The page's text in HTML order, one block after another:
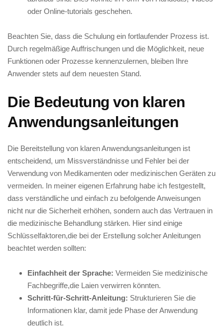
oder Online-tutorials​ geschehen.
Beachten Sie, ⁤dass die Schulung ein fortlaufender‌ Prozess ist.
⁤Durch⁣ regelmäßige Auffrischungen⁢ und die Möglichkeit, neue
Funktionen oder ⁤Prozesse kennenzulernen, bleiben⁢ Ihre
Anwender stets auf dem neuesten Stand.
Die Bedeutung⁤ von klaren⁣
Anwendungsanleitungen
Die‌ Bereitstellung von klaren‌ Anwendungsanleitungen ist
entscheidend, um Missverständnisse und Fehler bei der
Verwendung‌ von Medikamenten oder medizinischen Geräten zu
vermeiden.⁢ In meiner eigenen Erfahrung habe ich ‍festgestellt,⁣
dass verständliche und einfach zu‍ befolgende Anweisungen
⁤nicht⁤ nur die Sicherheit erhöhen, sondern auch das ⁤Vertrauen in
die​ medizinische Behandlung stärken. Hier sind einige
Schlüsselfaktoren,die bei‌ der Erstellung solcher Anleitungen​
beachtet werden sollten:
Einfachheit der⁣ Sprache: Vermeiden Sie medizinische
Fachbegriffe,die⁢ Laien verwirren könnten.
Schritt-für-Schritt-Anleitung: Strukturieren Sie‌ die
Informationen ⁤klar, damit jede Phase‌ der Anwendung
deutlich ⁤ist.